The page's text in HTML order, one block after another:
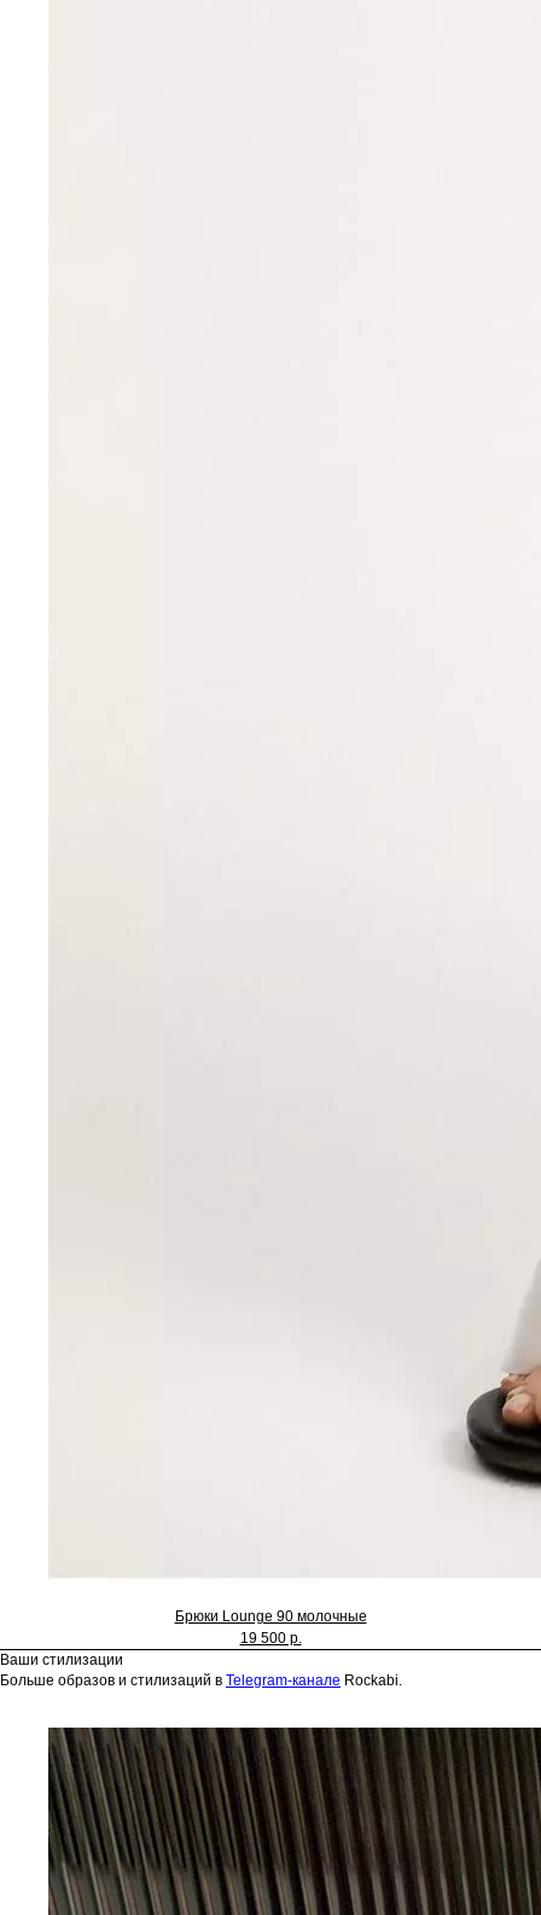
Брюки Lounge 90 молочные
19 500 р.
Ваши стилизации
Больше образов и стилизаций в Telegram-канале Rockabi.